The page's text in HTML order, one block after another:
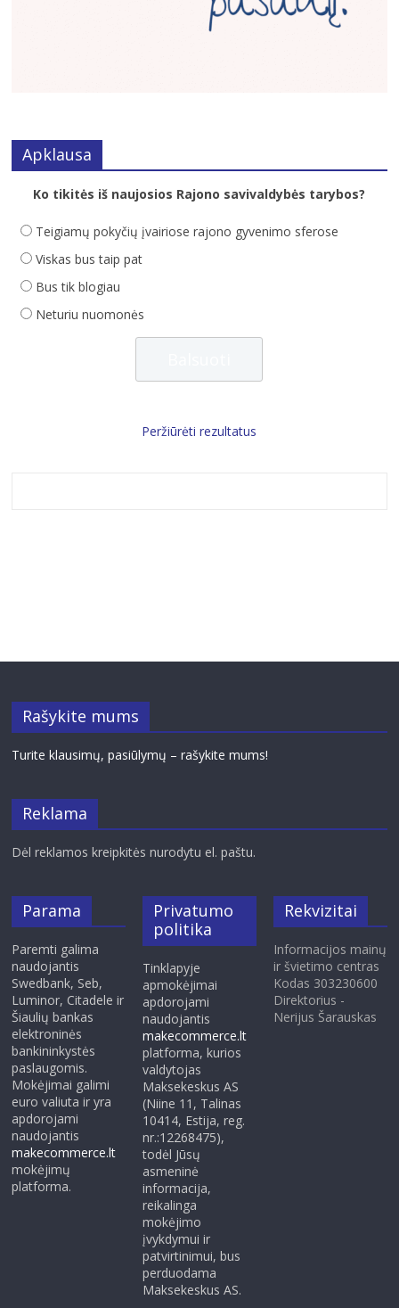
Apklausa
Ko tikitės iš naujosios Rajono savivaldybės tarybos?
Teigiamų pokyčių įvairiose rajono gyvenimo sferose
Viskas bus taip pat
Bus tik blogiau
Neturiu nuomonės
Peržiūrėti rezultatus
Rašykite mums
Turite klausimų, pasiūlymų – rašykite mums!
Reklama
Dėl reklamos kreipkitės nurodytu el. paštu.
Parama
Paremti galima
naudojantis
Swedbank, Seb,
Luminor, Citadele ir
Šiaulių bankas
elektroninės
bankininkystės
paslaugomis.
Mokėjimai galimi
euro valiuta ir yra
apdorojami
naudojantis
makecommerce.lt
mokėjimų
platforma.
Privatumo
politika
Tinklapyje
apmokėjimai
apdorojami
naudojantis
makecommerce.lt
platforma, kurios
valdytojas
Maksekeskus AS
(Niine 11, Talinas
10414, Estija, reg.
nr.:12268475),
todėl Jūsų
asmeninė
informacija,
reikalinga
mokėjimo
įvykdymui ir
patvirtinimui, bus
perduodama
Maksekeskus AS.
Rekvizitai
Informacijos mainų
ir švietimo centras
Kodas 303230600
Direktorius -
Nerijus Šarauskas